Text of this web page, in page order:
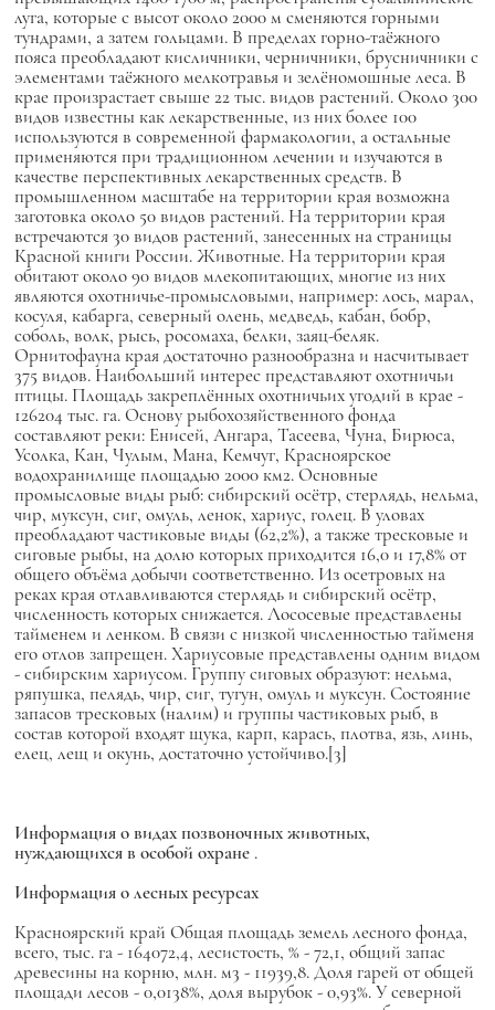
луга, которые с высот около 2000 м сменяются горными
тундрами, а затем гольцами. В пределах горно-таёжного
пояса преобладают кисличники, черничники, брусничники с
элементами таёжного мелкотравья и зелёномошные леса. В
крае произрастает свыше 22 тыс. видов растений. Около 300
видов известны как лекарственные, из них более 100
используются в современной фармакологии, а остальные
применяются при традиционном лечении и изучаются в
качестве перспективных лекарственных средств. В
промышленном масштабе на территории края возможна
заготовка около 50 видов растений. На территории края
встречаются 30 видов растений, занесенных на страницы
Красной книги России. Животные. На территории края
обитают около 90 видов млекопитающих, многие из них
являются охотничье-промысловыми, например: лось, марал,
косуля, кабарга, северный олень, медведь, кабан, бобр,
соболь, волк, рысь, росомаха, белки, заяц-беляк.
Орнитофауна края достаточно разнообразна и насчитывает
375 видов. Наибольший интерес представляют охотничьи
птицы. Площадь закреплённых охотничьих угодий в крае -
126204 тыс. га. Основу рыбохозяйственного фонда
составляют реки: Енисей, Ангара, Тасеева, Чуна, Бирюса,
Усолка, Кан, Чулым, Мана, Кемчуг, Красноярское
водохранилище площадью 2000 км2. Основные
промысловые виды рыб: сибирский осётр, стерлядь, нельма,
чир, муксун, сиг, омуль, ленок, хариус, голец. В уловах
преобладают частиковые виды (62,2%), а также тресковые и
сиговые рыбы, на долю которых приходится 16,0 и 17,8% от
общего объёма добычи соответственно. Из осетровых на
реках края отлавливаются стерлядь и сибирский осётр,
численность которых снижается. Лососевые представлены
тайменем и ленком. В связи с низкой численностью тайменя
его отлов запрещен. Хариусовые представлены одним видом
- сибирским хариусом. Группу сиговых образуют: нельма,
ряпушка, пелядь, чир, сиг, тугун, омуль и муксун. Состояние
запасов тресковых (налим) и группы частиковых рыб, в
состав которой входят щука, карп, карась, плотва, язь, линь,
елец, лещ и окунь, достаточно устойчиво.[3]
Информация о видах позвоночных животных,
нуждающихся в особой охране .
Информация о лесных ресурсах
Красноярский край Общая площадь земель лесного фонда,
всего, тыс. га - 164072,4, лесистость, % - 72,1, общий запас
древесины на корню, млн. м3 - 11939,8. Доля гарей от общей
площади лесов - 0,0138%, доля вырубок - 0,93%. У северной